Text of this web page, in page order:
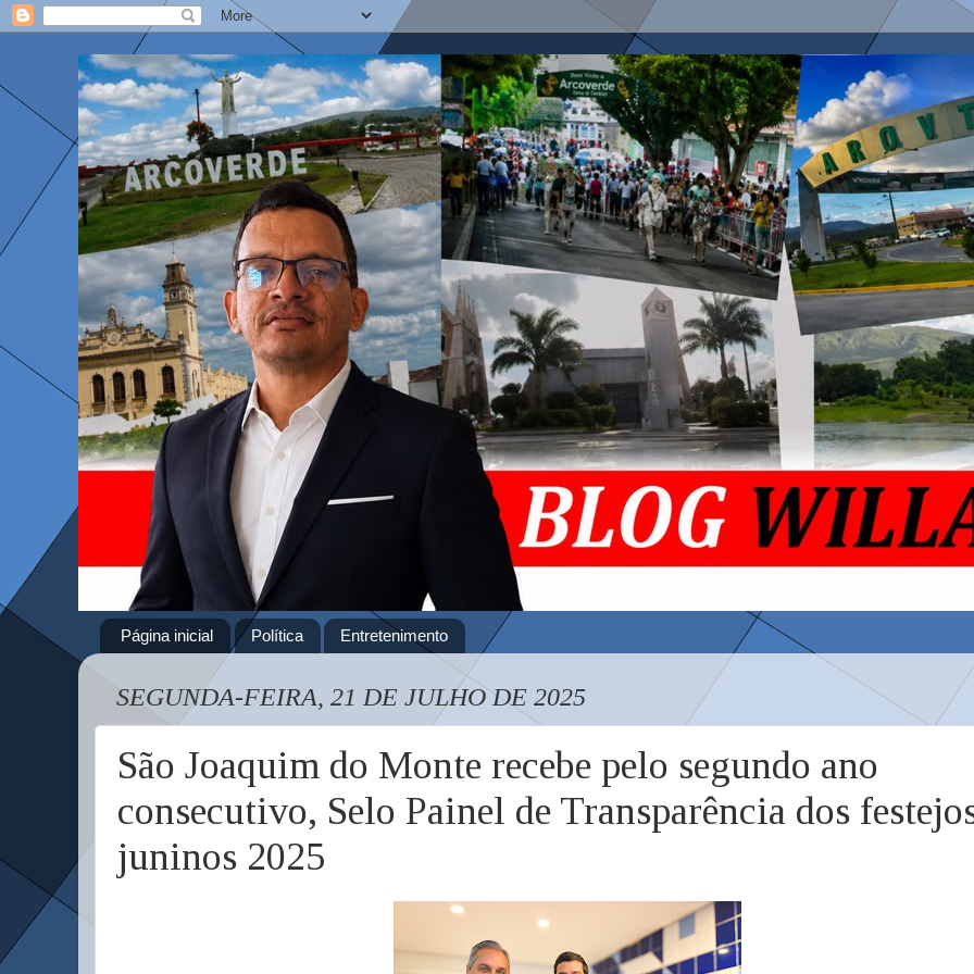
Página inicial Política Entretenimento
SEGUNDA-FEIRA, 21 DE JULHO DE 2025
São Joaquim do Monte recebe pelo segundo ano
consecutivo, Selo Painel de Transparência dos
juninos 2025